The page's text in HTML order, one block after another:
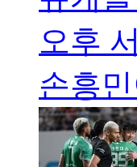
오후
손흥